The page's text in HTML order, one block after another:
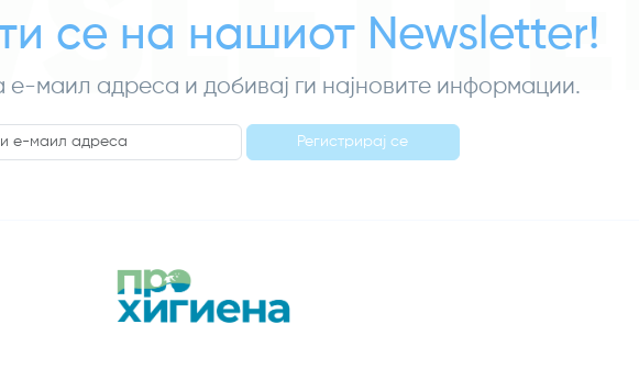
се на нашиот Newsletter!
е-маил адреса и добивај ги најновите информации.
Регистрирај се